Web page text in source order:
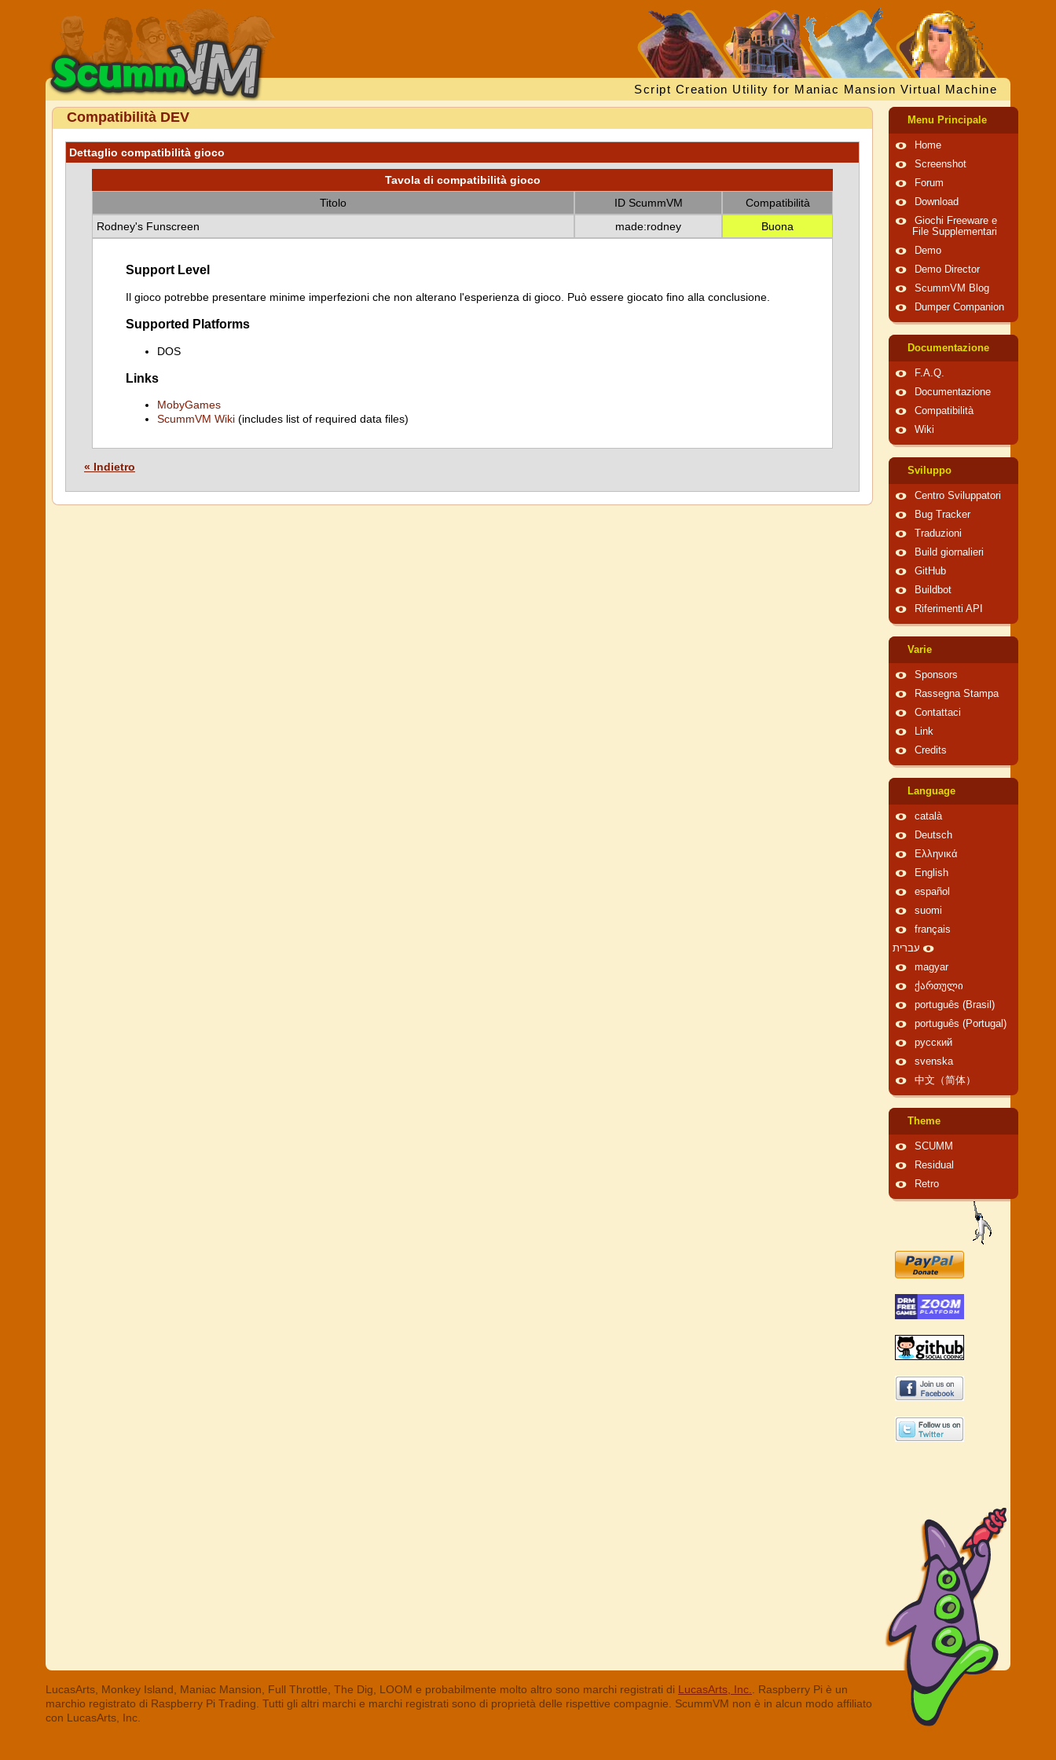
Script Creation Utility for Maniac Mansion Virtual Machine
Compatibilità DEV
Dettaglio compatibilità gioco
Tavola di compatibilità gioco
Titolo
ID ScummVM
Compatibilità
Rodney's Funscreen
made:rodney Buona
Support Level
Il gioco potrebbe presentare minime imperfezioni che non alterano l'esperienza di gioco. Può essere giocato fino alla conclusione.
Supported Platforms
DOS
Links
MobyGames
ScummVM Wiki (includes list of required data files)
« Indietro
Menu Principale
Home
Screenshot
Forum
Download
Giochi Freeware e
File Supplementari
Demo
Demo Director
ScummVM Blog
Dumper Companion
Documentazione
F.A.Q.
Documentazione
Compatibilità
Wiki
Sviluppo
Centro Sviluppatori
Bug Tracker
Traduzioni
Build giornalieri
GitHub
Buildbot
Riferimenti API
Varie
Sponsors
Rassegna Stampa
Contattaci
Link
Credits
Language
català
Deutsch
Ελληνικά
English
español
suomi
français
עברית
magyar
ქართული
português (Brasil)
português (Portugal)
русский
svenska
中文（简体）
Theme
SCUMM
Residual
Retro
LucasArts, Monkey Island, Maniac Mansion, Full Throttle, The Dig, LOOM e probabilmente molto altro sono marchi registrati di LucasArts, Inc.
. Raspberry Pi è un
marchio registrato di Raspberry Pi Trading. Tutti gli altri marchi e marchi registrati sono di proprietà delle rispettive compagnie. ScummVM non è in alcun modo affiliato
con LucasArts, Inc.